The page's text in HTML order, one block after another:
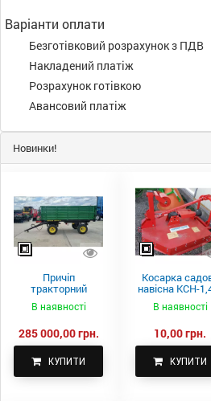
Варіанти оплати
Безготівковий розрахунок з ПДВ
Накладений платіж
Розрахунок готівкою
Авансовий платіж
Новинки!
Причіп
тракторний
самоскидний
Spike 2 ПТС-4
В наявності
285 000,00 грн.
КУПИТИ
Косарка
навісна КСН-
В наявності
10,00 грн.
КУПИТИ